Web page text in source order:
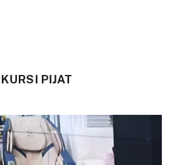
KURSI PIJAT